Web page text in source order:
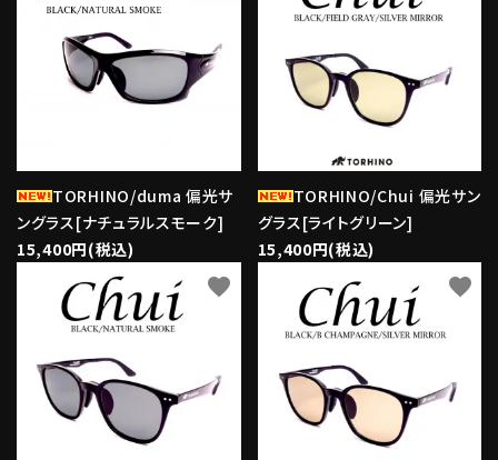
TORHINO/duma 偏光サ
ングラス[ナチュラルスモーク]
15,400円(税込)
TORHINO/Chui 偏光サン
グラス[ライトグリーン]
15,400円(税込)
favorite favorite